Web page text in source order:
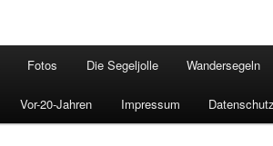
Fotos Die Segeljolle Wandersegeln
Vor-20-Jahren Impressum